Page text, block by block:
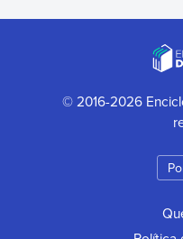
© 2016-2026